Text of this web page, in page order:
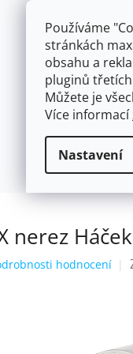
Používáme
stránkách
obsahu a
pluginů
Můžete je
Více informací
Nastavení
150/100MM SE
na útěrky a
nerez
hodnocení